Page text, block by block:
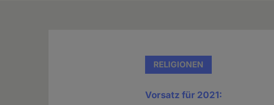
RELIGIONEN
Vorsatz für 2021: